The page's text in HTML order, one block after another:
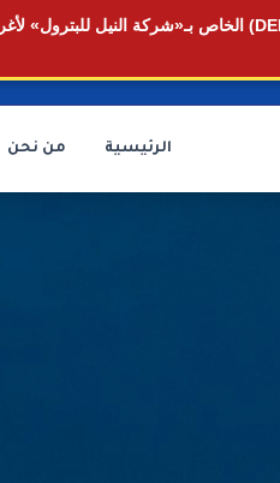
الخاص بـ«شركة النيل للبترول»
الرئيسية من نحن